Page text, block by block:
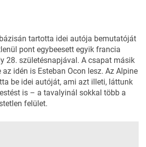
tartotta idei autója bemutatóját
pont egybeesett egyik francia
28. születésnapjával. A csapat másik
idén is Esteban Ocon lesz. Az Alpine
be idei autóját, ami azt illeti, láttunk
is – a tavalyinál sokkal több a
felület.